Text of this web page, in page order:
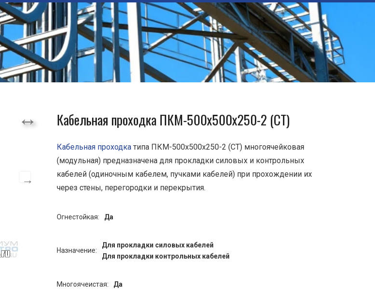
Кабельная проходка ПКМ-500х500х250-2 (СТ)
Кабельная проходка типа ПКМ-500х500х250-2 (СТ) многоячейковая
(модульная) предназначена для прокладки силовых и контрольных
кабелей (одиночным кабелем, пучками кабелей) при прохождении их
через стены, перегородки и перекрытия.
Огнестойкая: Да
Назначение:
Для прокладки силовых кабелей
Для прокладки контрольных кабелей
Многоячеистая: Да